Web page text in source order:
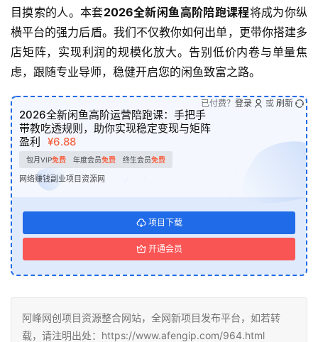
目摸索的人。本套2026全新闲鱼高阶陪跑课程将成为你纵
横平台的强力后盾。我们不仅教你如何出单，更带你搭建多
店矩阵，实现利润的规模化放大。告别低价内卷与单量焦
虑，跟随专业导师，稳健开启您的闲鱼致富之路。
2026全新闲鱼高阶运营陪跑课：手把手
带教吃透规则，助你实现稳定变现与矩阵
盈利 ¥6.88
包月VIP免费 年度会员免费 终生会员免费
网络赚钱副业项目资源网
项目下载
开通会员
已付费？ 登录 或 刷新
阿峰网创项目资源整合网站，全网新项目发布平台，如若转
载，请注明出处：https://www.afengip.com/964.html